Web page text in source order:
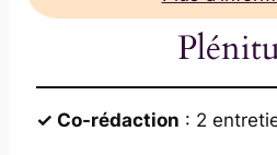
✓ Co-rédaction : 2